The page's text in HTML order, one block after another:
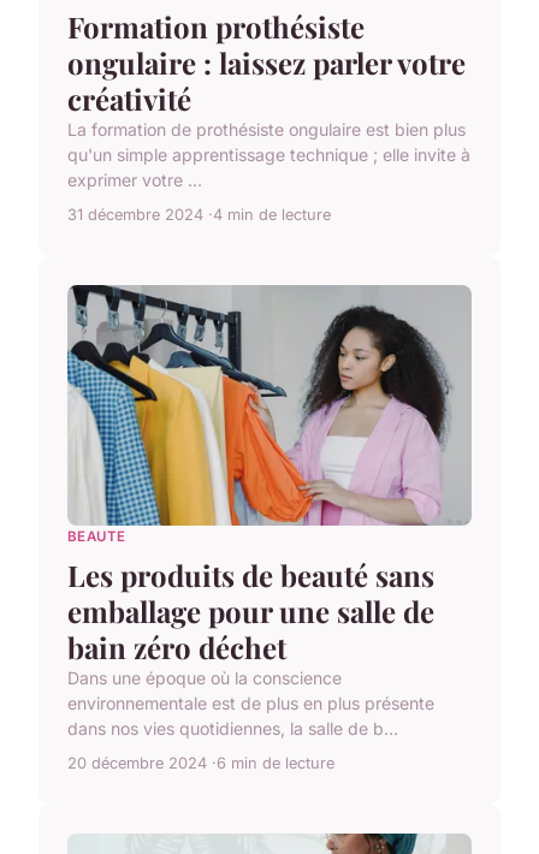
Formation prothésiste
ongulaire : laissez parler votre
créativité
La formation de prothésiste ongulaire est bien plus
qu'un simple apprentissage technique ; elle invite à
exprimer votre ...
31 décembre 2024 4 min de lecture
BEAUTE
Les produits de beauté sans
emballage pour une salle de
bain zéro déchet
Dans une époque où la conscience
environnementale est de plus en plus présente
dans nos vies quotidiennes, la salle de b...
20 décembre 2024 6 min de lecture